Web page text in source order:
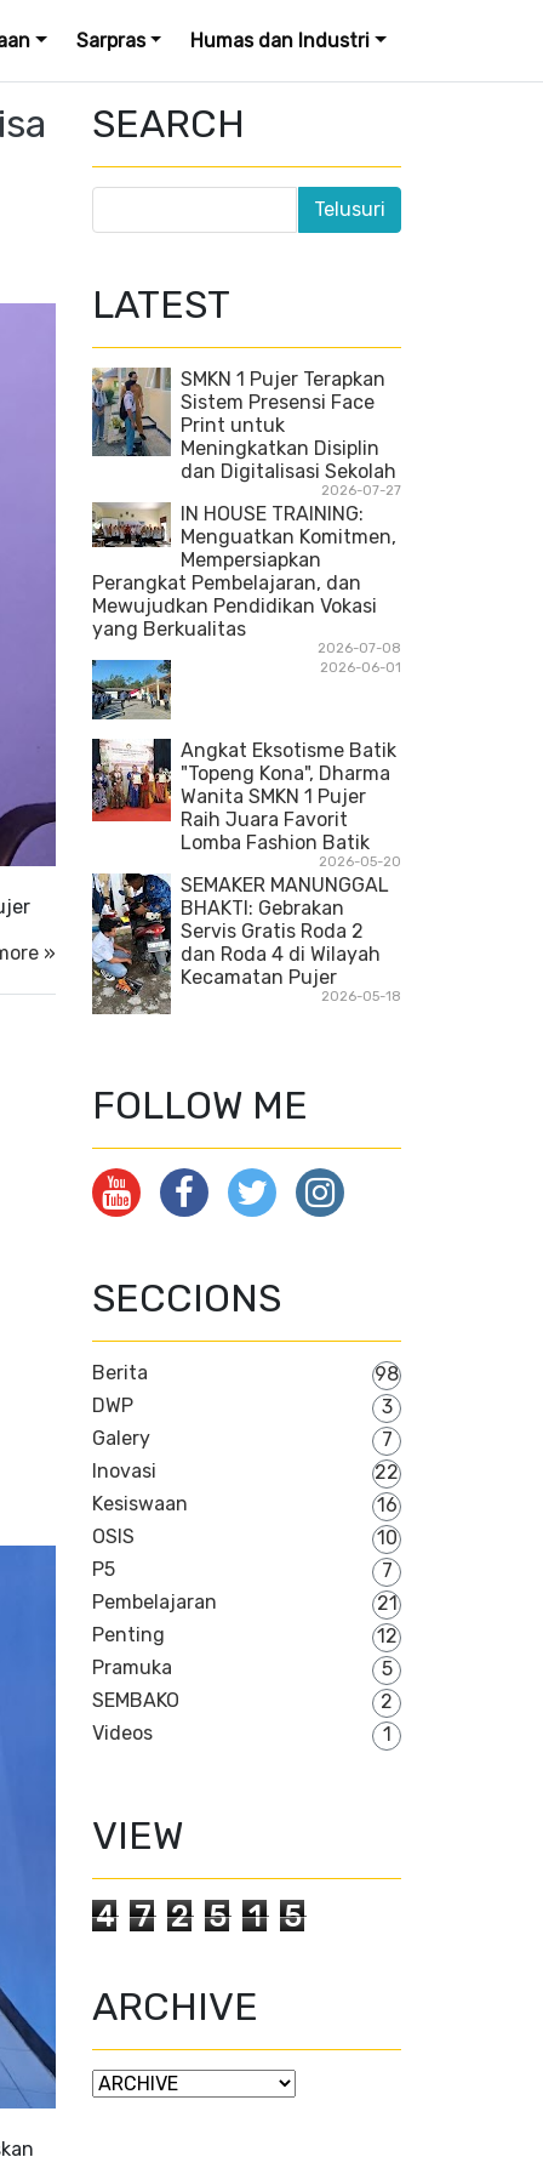
Sarpras Humas dan Industri
»
SEARCH
LATEST
SMKN 1 Pujer Terapkan
Sistem Presensi Face
Print untuk
Meningkatkan Disiplin
dan Digitalisasi Sekolah
2026-07-27
IN HOUSE TRAINING:
Menguatkan Komitmen,
Mempersiapkan
Perangkat Pembelajaran, dan
Mewujudkan Pendidikan Vokasi
yang Berkualitas
2026-07-08
2026-06-01
Angkat Eksotisme Batik
"Topeng Kona", Dharma
Wanita SMKN 1 Pujer
Raih Juara Favorit
Lomba Fashion Batik
2026-05-20
SEMAKER MANUNGGAL
BHAKTI: Gebrakan
Servis Gratis Roda 2
dan Roda 4 di Wilayah
Kecamatan Pujer
2026-05-18
FOLLOW ME
SECCIONS
Berita
98
DWP
3
Galery
7
Inovasi
22
Kesiswaan
16
OSIS
10
P5
7
Pembelajaran
21
Penting
12
Pramuka
5
SEMBAKO
2
Videos
1
VIEW
4 7 2 5 1 5
ARCHIVE